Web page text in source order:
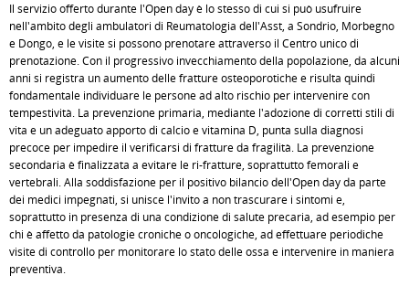
Il servizio offerto durante l'Open day è lo stesso di cui si può usufruire
nell'ambito degli ambulatori di Reumatologia dell'Asst, a Sondrio, Morbegno
e Dongo, e le visite si possono prenotare attraverso il Centro unico di
prenotazione. Con il progressivo invecchiamento della popolazione, da alcuni
anni si registra un aumento delle fratture osteoporotiche e risulta quindi
fondamentale individuare le persone ad alto rischio per intervenire con
tempestività. La prevenzione primaria, mediante l'adozione di corretti stili di
vita e un adeguato apporto di calcio e vitamina D, punta sulla diagnosi
precoce per impedire il verificarsi di fratture da fragilità. La prevenzione
secondaria è finalizzata a evitare le ri-fratture, soprattutto femorali e
vertebrali. Alla soddisfazione per il positivo bilancio dell'Open day da parte
dei medici impegnati, si unisce l'invito a non trascurare i sintomi e,
soprattutto in presenza di una condizione di salute precaria, ad esempio per
chi è affetto da patologie croniche o oncologiche, ad effettuare periodiche
visite di controllo per monitorare lo stato delle ossa e intervenire in maniera
preventiva.